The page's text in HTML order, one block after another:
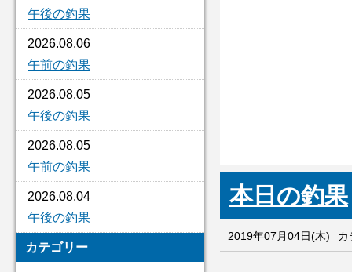
午後の釣果
2026.08.06
午前の釣果
2026.08.05
午後の釣果
2026.08.05
午前の釣果
2026.08.04
午後の釣果
カテゴリー
本日の釣果
2019年07月04日(木) カ